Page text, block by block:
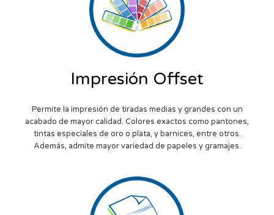
Impresión Offset
Permite la impresión de tiradas medias y grandes con un
acabado de mayor calidad. Colores exactos como pantones,
tintas especiales de oro o plata, y barnices, entre otros.
Además, admite mayor variedad de papeles y gramajes.